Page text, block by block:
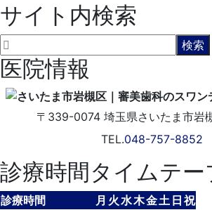
サイト内検索
医院情報
〒339-0074 埼玉県さいたま市岩
TEL.048-757-8852
診療時間タイムテー
診療時間 月 火 水木金土 日 祝